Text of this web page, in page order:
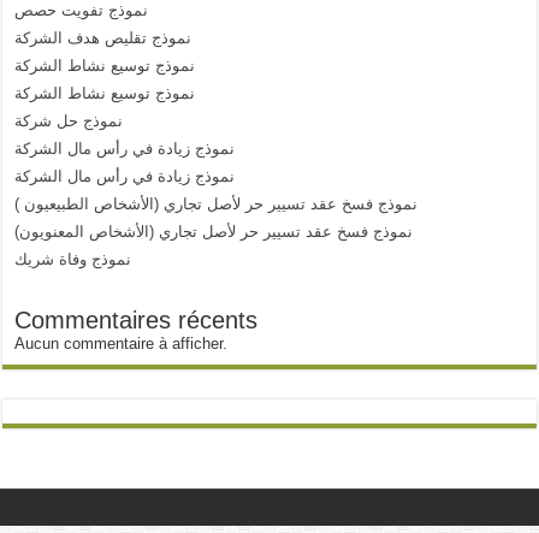
نموذج تفويت حصص
نموذج تقليص هدف الشركة
نموذج توسيع نشاط الشركة
نموذج توسيع نشاط الشركة
نموذج حل شركة
نموذج زيادة في رأس مال الشركة
نموذج زيادة في رأس مال الشركة
نموذج فسخ عقد تسيير حر لأصل تجاري (الأشخاص الطبيعيون )
نموذج فسخ عقد تسيير حر لأصل تجاري (الأشخاص المعنويون)
نموذج وفاة شريك
Commentaires récents
Aucun commentaire à afficher.